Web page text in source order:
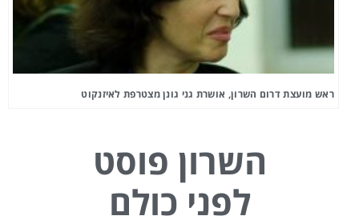
ראש מועצת דרום השרון, אושרת גני גונן מצטרפת לאיזנקוט
השרון פוסט
לפני כולם